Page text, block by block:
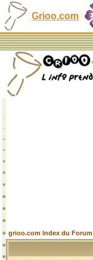
Grioo.com
grioo.com Index du Forum